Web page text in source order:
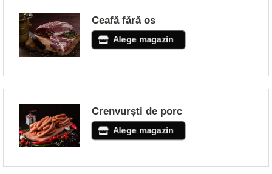
Ceafă fără os
Alege magazin
Crenvurști de porc
Alege magazin